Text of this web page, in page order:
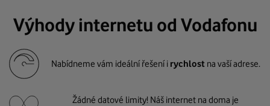
Výhody internetu od Vodafonu
Nabídneme vám ideální řešení i rychlost na vaší adrese.
Žádné datové limity! Náš internet na doma je